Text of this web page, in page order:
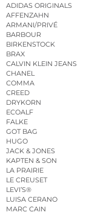
ADIDAS ORIGINALS
AFFENZAHN
ARMANI/PRIVÉ
BARBOUR
BIRKENSTOCK
BRAX
CALVIN KLEIN JEANS
CHANEL
COMMA
CREED
DRYKORN
ECOALF
FALKE
GOT BAG
HUGO
JACK & JONES
KAPTEN & SON
LA PRAIRIE
LE CREUSET
LEVI’S®
LUISA CERANO
MARC CAIN